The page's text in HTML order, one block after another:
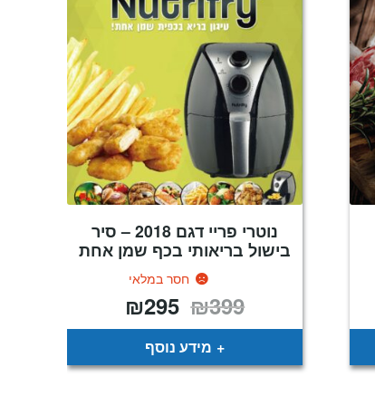
נוטרי פריי דגם 2018 – סיר
בישול בריאותי בכף שמן אחת
חסר במלאי
₪399 המחיר
המקורי
היה:
₪295
הוא:
מידע נוסף